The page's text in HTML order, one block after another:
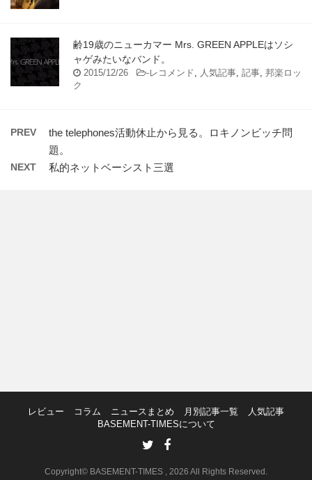
齢19歳のニューカマー Mrs. GREEN APPLEはソシ
ャゲみたいなバンド。
2015/12/26 -レコメンド, 人気記事, 記事, 邦楽ロッ
ク
PREV
the telephones活動休止から見る。ロキノンビッチ問
題。
NEXT 私的ネットベーシスト三選
レビュー コラム ニュースまとめ 月別記事一覧
人気記事
BASEMENT-TIMESについて
Copyright© BASEMENT-TIMES , 2026 All Rights Reserved.